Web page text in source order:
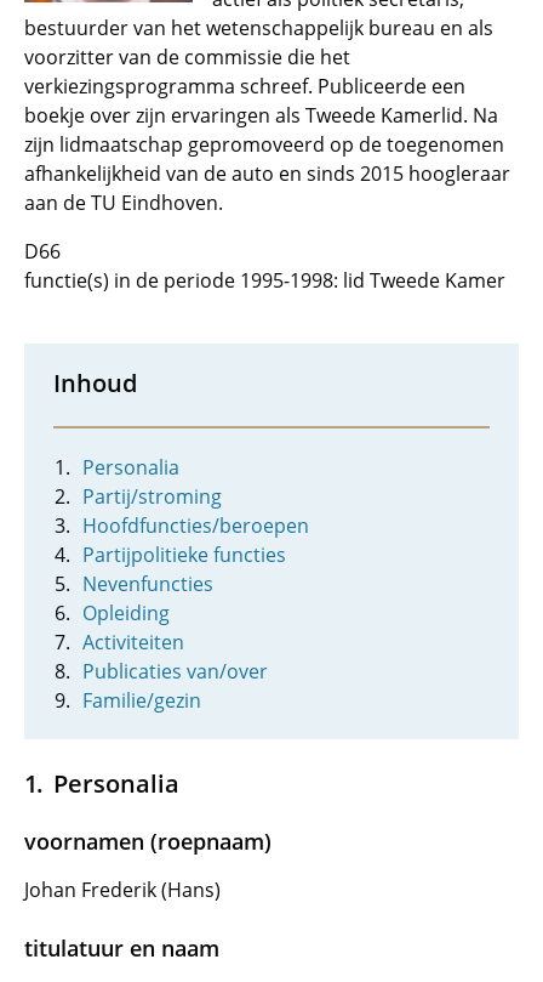
bestuurder van het wetenschappelijk bureau en als
voorzitter van de commissie die het
verkiezingsprogramma schreef. Publiceerde een
boekje over zijn ervaringen als Tweede Kamerlid. Na
zijn lidmaatschap gepromoveerd op de toegenomen
afhankelijkheid van de auto en sinds 2015 hoogleraar
aan de TU Eindhoven.
D66
functie(s) in de periode 1995-1998: lid Tweede Kamer
Inhoud
Personalia
Partij/stroming
Hoofdfuncties/beroepen
Partijpolitieke functies
Nevenfuncties
Opleiding
Activiteiten
Publicaties van/over
Familie/gezin
Personalia
voornamen (roepnaam)
Johan Frederik (Hans)
titulatuur en naam